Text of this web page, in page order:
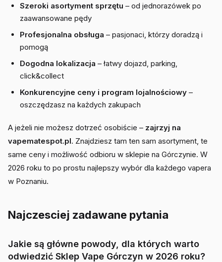
Szeroki asortyment sprzętu – od jednorazówek po
zaawansowane pędy
Profesjonalna obsługa – pasjonaci, którzy doradzą i
pomogą
Dogodna lokalizacja – łatwy dojazd, parking,
click&collect
Konkurencyjne ceny i program lojalnościowy –
oszczędzasz na każdych zakupach
A jeżeli nie możesz dotrzeć osobiście – zajrzyj na
vapematespot.pl. Znajdziesz tam ten sam asortyment, te
same ceny i możliwość odbioru w sklepie na Górczynie. W
2026 roku to po prostu najlepszy wybór dla każdego vapera
w Poznaniu.
Najczesciej zadawane pytania
Jakie są główne powody, dla których warto
odwiedzić Sklep Vape Górczyn w 2026 roku?